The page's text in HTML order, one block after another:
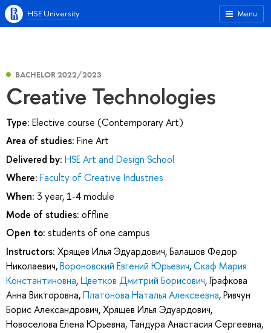
Menu
HSE University
BACHELOR 2022/2023
Сreative Technologies
Type: Elective course (Contemporary Art)
Area of studies: Fine Art
Delivered by: HSE Art and Design School
Where: Faculty of Creative Industries
When: 3 year, 1-4 module
Mode of studies: offline
Open to: students of one campus
Instructors: Хрящев Илья Эдуардович,Балашов Федор
Николаевич,Вороновский Евгений Юрьевич,Скаф Мария
Константиновна,Цветков Дмитрий Борисович,Графкова
Анна Викторовна,Платонова Наталья Алексеевна,Ривчун
Борис Александрович,Хрящев Илья Эдуардович,
Новоселова Елена Юрьевна, Тандура Анастасия Сергеевна,